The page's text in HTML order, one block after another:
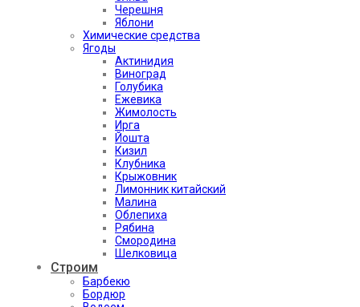
Черешня
Яблони
Химические средства
Ягоды
Актинидия
Виноград
Голубика
Ежевика
Жимолость
Ирга
Йошта
Кизил
Клубника
Крыжовник
Лимонник китайский
Малина
Облепиха
Рябина
Смородина
Шелковица
Строим
Барбекю
Бордюр